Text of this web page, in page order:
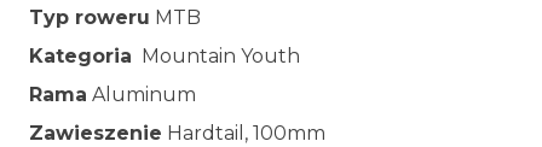
Typ roweru MTB
Kategoria Mountain Youth
Rama Aluminum
Zawieszenie Hardtail, 100mm